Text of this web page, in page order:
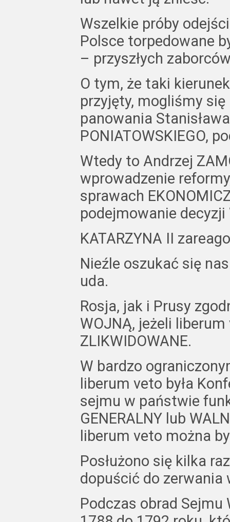
Wszelkie próby
Polsce torpedowane
– przyszłych
O tym, że taki
przyjęty, mogliśmy
panowania
PONIATOWSKIEGO,
Wtedy to Andrzej
wprowadzenie
sprawach
podejmowanie decyzji
KATARZYNA II
Nieźle oszukać się
uda.
Rosja, jak i Prusy
WOJNĄ, jeżeli
ZLIKWIDOWANE.
W bardzo
liberum veto była
sejmu w państwie
GENERALNY lub
liberum veto można
Posłużono się kilka
dopuścić do zerwania
Podczas obrad